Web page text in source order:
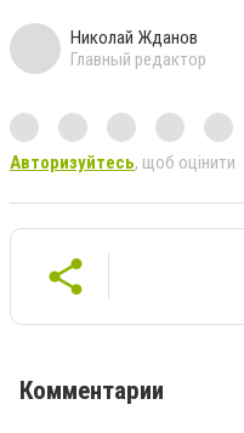
Николай Жданов
Главный редактор
Авторизуйтесь, щоб оцінити
Комментарии